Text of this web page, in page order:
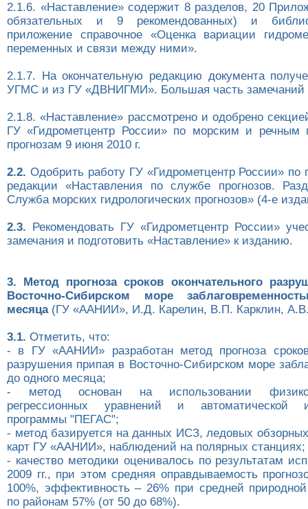
2.1.6. «Наставление» содержит 8 разделов, 20
обязательных и 9 рекомендованных) и
приложение справочное «Оценка вариации
переменных и связи между ними».
2.1.7. На окончательную редакцию документа
УГМС и из ГУ «ДВНИГМИ». Большая часть замечаний
2.1.8. «Наставление» рассмотрено и одобрено
ГУ «Гидрометцентр России» по морским и речным
прогнозам 9 июня 2010 г.
2.2. Одобрить работу ГУ «Гидрометцентр России» по
редакции «Наставления по службе прогнозов.
Служба морских гидрологических прогнозов» (4-е
2.3. Рекомендовать ГУ «Гидрометцентр России»
замечания и подготовить «Наставление» к изданию.
3. Метод прогноза сроков окончательного
Восточно-Сибирском море
месяца(ГУ «ААНИИ», И.Д. Карелин, В.П. Карклин,
3.1. Отметить, что:
- в ГУ «ААНИИ» разработан метод прогноза сроков
разрушения припая в Восточно-Сибирском море
до одного месяца;
- метод основан на использовании физико-
регрессионных уравнений и автоматической
программы "ПЕГАС";
- метод базируется на данных ИСЗ, ледовых
карт ГУ «ААНИИ», наблюдений на полярных станциях;
- качество методики оценивалось по результатам
2009 гг., при этом средняя оправдываемость
100%, эффективность – 26% при средней природной
по районам 57% (от 50 до 68%).